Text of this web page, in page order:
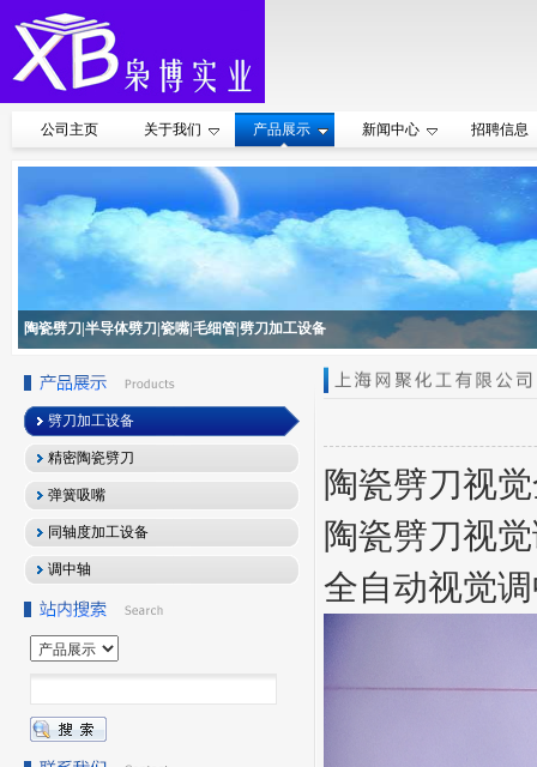
公司主页 关于我们 产品展示 新闻中心 招聘信息
陶瓷劈刀|半导体劈刀|瓷嘴|毛细管|劈刀加工设备
陶瓷劈刀视
陶瓷劈刀视
全自动视觉
劈刀加工设备
精密陶瓷劈刀
弹簧吸嘴
同轴度加工设备
调中轴